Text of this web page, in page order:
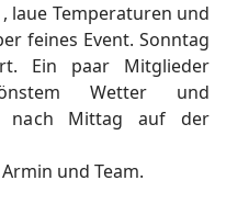
laue Temperaturen und
feines Event. Sonntag
Ein paar Mitglieder
Wetter und
nach Mittag auf der
und Team.